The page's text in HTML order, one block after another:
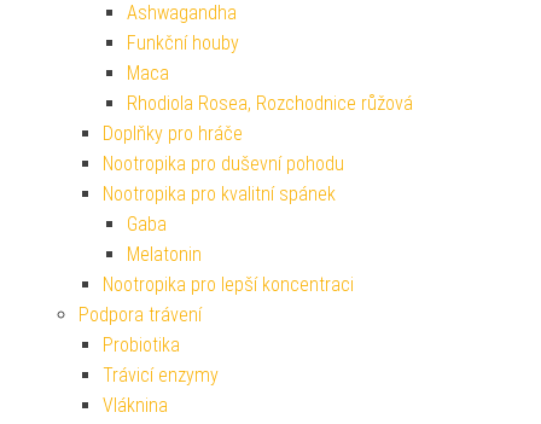
Ashwagandha
Funkční houby
Maca
Rhodiola Rosea, Rozchodnice růžová
Doplňky pro hráče
Nootropika pro duševní pohodu
Nootropika pro kvalitní spánek
Gaba
Melatonin
Nootropika pro lepší koncentraci
Podpora trávení
Probiotika
Trávicí enzymy
Vláknina